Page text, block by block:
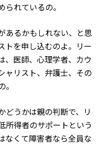
れているの。
あるかもしれない、と思
トを申し込むのよ。リー
、医師、心理学者、カウ
ャリスト、弁護士、その
どうかは親の判断で、リ
所得者のサポートという
なくて障害者なら全員な